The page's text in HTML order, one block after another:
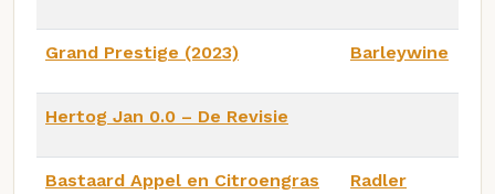
Grand Prestige (2023) Barleywine
Hertog Jan 0.0 – De Revisie
Bastaard Appel en Citroengras Radler